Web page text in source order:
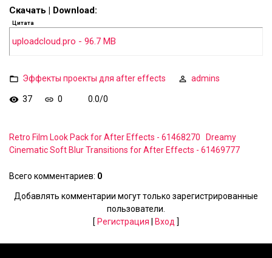
Скачать | Download:
Цитата
uploadcloud.pro - 96.7 MB
Эффекты проекты для after effects admins
37 0 0.0/0
Retro Film Look Pack for After Effects - 61468270
Dreamy
Cinematic Soft Blur Transitions for After Effects - 61469777
Всего комментариев: 0
Добавлять комментарии могут только зарегистрированные
пользователи.
[ Регистрация Вход ]